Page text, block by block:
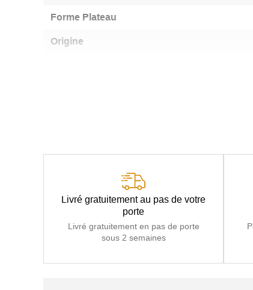
Forme Plateau
Origine
Livré gratuitement au pas de votre
porte
Livré gratuitement en pas de porte
sous 2 semaines